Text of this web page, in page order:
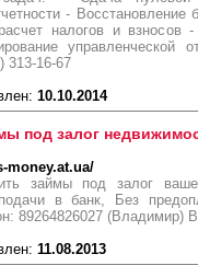
- Восстановление
налогов и взносов
управленческой
313-16-67
10.10.2014
под залог
money.at.ua/
займы под залог
в банк, Без
89264826027 (Владимир)
11.08.2013